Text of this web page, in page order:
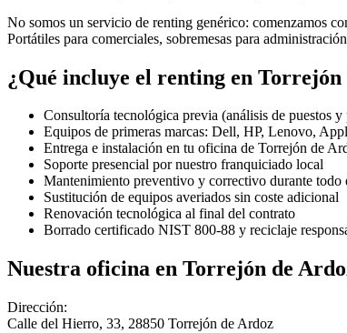
No somos un servicio de renting genérico: comenzamos
Portátiles para comerciales, sobremesas para
¿Qué incluye el renting en Torrejón
Consultoría tecnológica previa (análisis de puestos y
Equipos de primeras marcas: Dell, HP, Lenovo,
Entrega e instalación en tu oficina de Torrejón de
Soporte presencial por nuestro franquiciado local
Mantenimiento preventivo y correctivo durante todo
Sustitución de equipos averiados sin coste adicional
Renovación tecnológica al final del contrato
Borrado certificado NIST 800-88 y reciclaje
Nuestra oficina en Torrejón de
Dirección:
Calle del Hierro, 33, 28850 Torrejón de Ardoz